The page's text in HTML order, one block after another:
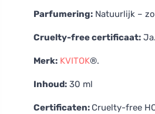
Parfumering: Natuurlijk –
Cruelty-free certificaat: Ja.
Merk: KVITOK®.
Inhoud: 30 ml
Certificaten: Cruelty-free